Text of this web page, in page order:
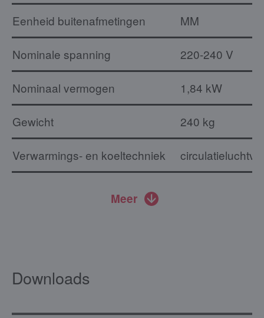
Eenheid buitenafmetingen MM
Nominale spanning 220-240 V
Nominaal vermogen 1,84 kW
Gewicht 240 kg
Verwarmings- en koeltechniek
Meer
Downloads